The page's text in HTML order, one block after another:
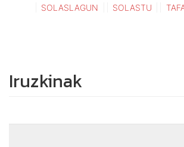
SOLASLAGUN
SOLASTU
Iruzkinak